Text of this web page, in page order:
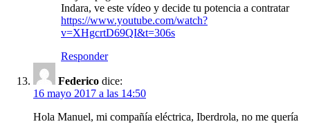
Indara, ve este vídeo y decide tu potencia a contratar
https://www.youtube.com/watch?
v=XHgcrtD69QI&t=306s
Responder
Federico dice:
16 mayo 2017 a las 14:50
Hola Manuel, mi compañía eléctrica, Iberdrola, no me quería